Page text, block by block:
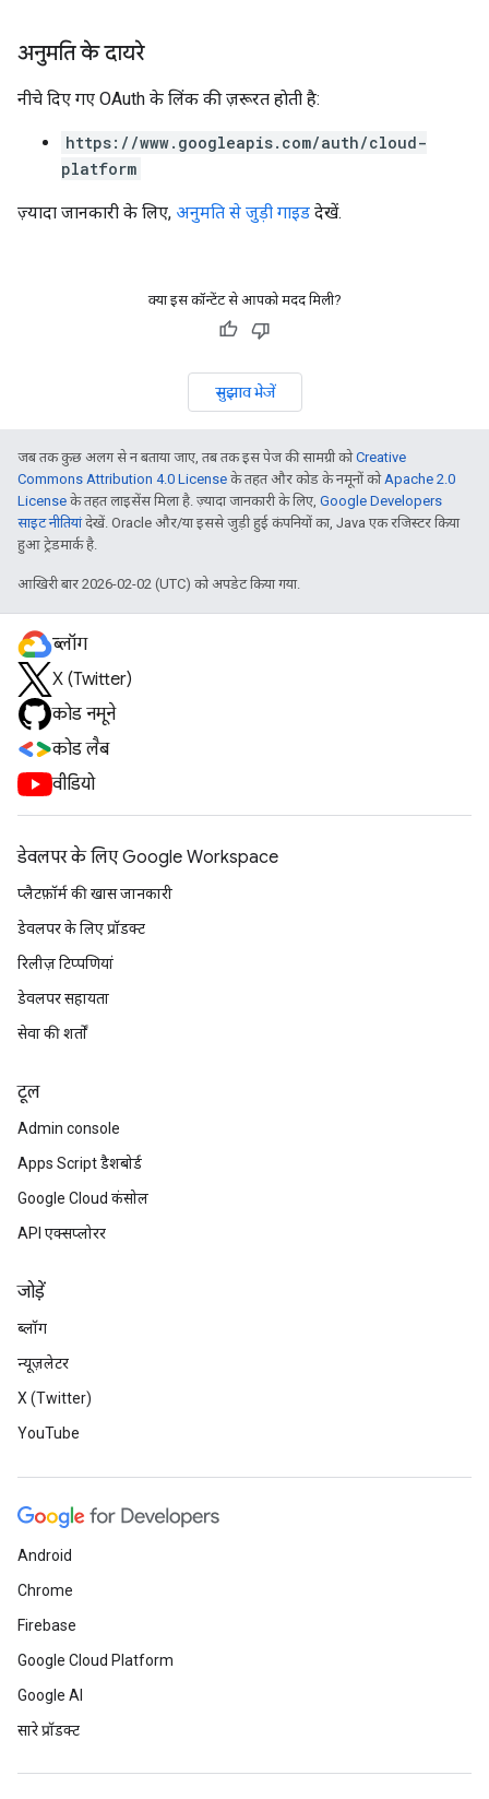
अनुमति के दायरे
नीचे दिए गए OAuth के लिंक की ज़रूरत हाेती है:
https://www.googleapis.com/auth/cloud-
platform
ज़्यादा जानकारी के लिए, अनुमति से जुड़ी गाइड देखें.
क्या इस कॉन्टेंट से आपको मदद मिली?
सुझाव भेजें
जब तक कुछ अलग से न बताया जाए, तब तक इस पेज की सामग्री कोCreative
Commons Attribution 4.0 License के तहत और कोड के नमूनों कोApache 2.0
License के तहत लाइसेंस मिला है. ज़्यादा जानकारी के लिए, Google Developers
साइट नीतियांदेखें. Oracle और/या इससे जुड़ी हुई कंपनियों का, Java एक रजिस्टर किया
हुआ ट्रेडमार्क है.
आखिरी बार 2026-02-02 (UTC) को अपडेट किया गया.
ब्लॉग
X (Twitter)
कोड नमूने
कोड लैब
वीडियो
डेवलपर के लिए Google Workspace
प्लैटफ़ॉर्म की खास जानकारी
डेवलपर के लिए प्रॉडक्ट
रिलीज़ टिप्पणियां
डेवलपर सहायता
सेवा की शर्तों
टूल
Admin console
Apps Script डैशबोर्ड
Google Cloud कंसोल
API एक्सप्लोरर
जोड़ें
ब्लॉग
न्यूज़लेटर
X (Twitter)
YouTube
Android
Chrome
Firebase
Google Cloud Platform
Google AI
सारे प्रॉडक्ट